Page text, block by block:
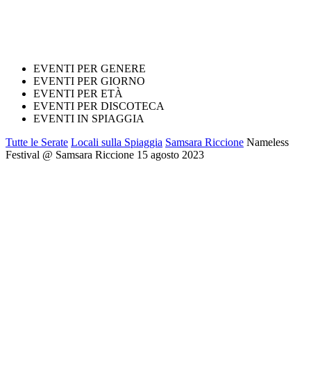
EVENTI PER GENERE
EVENTI PER GIORNO
EVENTI PER ETÀ
EVENTI PER DISCOTECA
EVENTI IN SPIAGGIA
Tutte le Serate Locali sulla Spiaggia Samsara Riccione Nameless
Festival @ Samsara Riccione 15 agosto 2023